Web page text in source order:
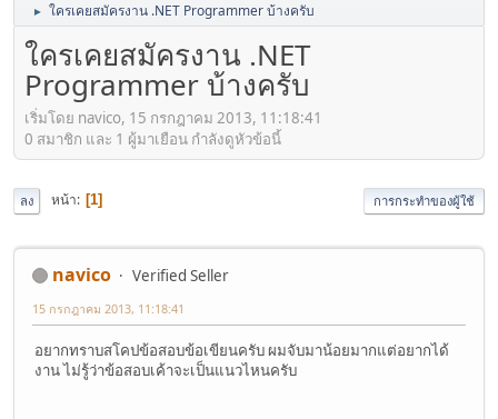
► ใครเคยสมัครงาน .NET Programmer บ้างครับ
ใครเคยสมัครงาน .NET
Programmer บ้างครับ
เริ่มโดย navico, 15 กรกฎาคม 2013, 11:18:41
0 สมาชิก และ 1 ผู้มาเยือน กำลังดูหัวข้อนี้
ลง หน้า 1 การกระทำของผู้ใช้
navico Verified Seller
15 กรกฎาคม 2013, 11:18:41
อยากทราบสโคปข้อสอบข้อเขียนครับ ผมจับมาน้อยมากแต่อยากได้
งาน ไม่รู้ว่าข้อสอบเค้าจะเป็นแนวไหนครับ